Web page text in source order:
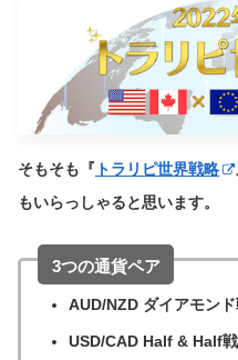
そもそも『 トラリピ世界戦略
もいらっしゃると思います。
3つの通貨ペア
AUD/NZD ダイアモン
USD/CAD Half & Half